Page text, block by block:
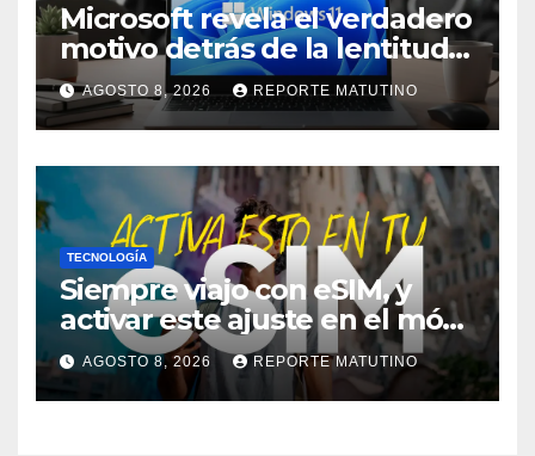
Microsoft revela el verdadero
motivo detrás de la lentitud
de Windows 11
AGOSTO 8, 2026 REPORTE MATUTINO
TECNOLOGÍA
Siempre viajo con eSIM, y
activar este ajuste en el móvil
me ha salvado de pagar
mucho más en alguna
ocasión
AGOSTO 8, 2026 REPORTE MATUTINO